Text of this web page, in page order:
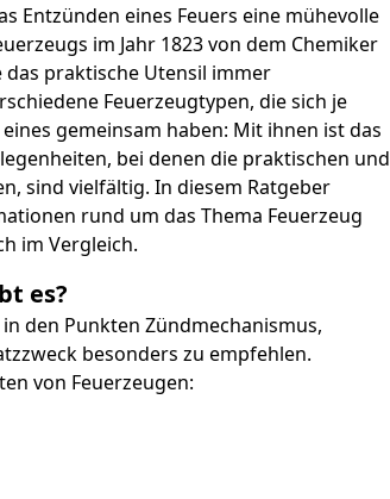
Entzünden eines Feuers eine mühevolle
im Jahr 1823 von dem Chemiker
das praktische Utensil immer
Feuerzeugtypen, die sich je
gemeinsam haben: Mit ihnen ist das
bei denen die praktischen und
sind vielfältig. In diesem Ratgeber
rund um das Thema Feuerzeug
im Vergleich.
es?
den Punkten Zündmechanismus,
besonders zu empfehlen.
von Feuerzeugen: